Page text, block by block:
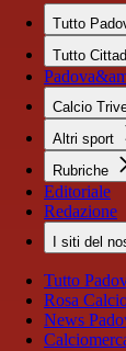
Tutto
Tutto
Calcio
Altri sport
Rubriche
Editoriale
Redazione
I siti del
Tutto
Rosa
News